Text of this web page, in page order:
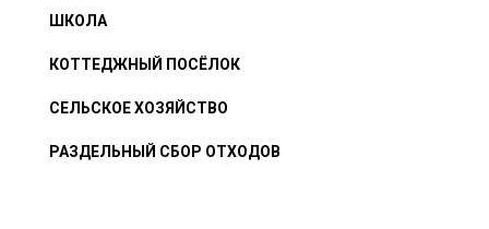
ШКОЛА
КОТТЕДЖНЫЙ ПОСЁЛОК
СЕЛЬСКОЕ ХОЗЯЙСТВО
РАЗДЕЛЬНЫЙ СБОР ОТХОДОВ